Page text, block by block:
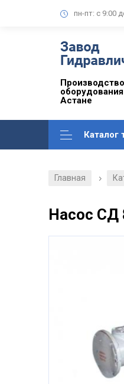
пн-пт: с 9:00
Астане
Каталог
Главная /
Насос СД